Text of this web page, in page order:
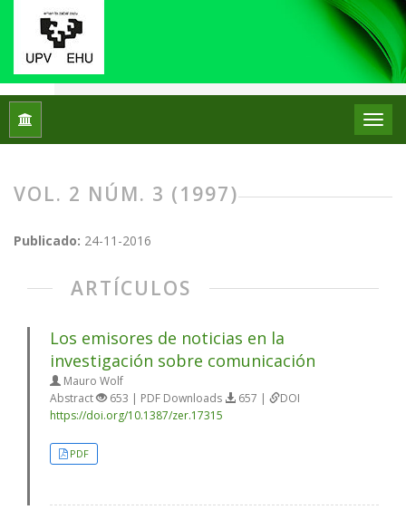
Inicio
VOL. 2 NÚM. 3 (1997)
Publicado: 24-11-2016
ARTÍCULOS
Los emisores de noticias en la
investigación sobre comunicación
Mauro Wolf
Abstract
653 | PDF Downloads 657 |
DOI
https://doi.org/10.1387/zer.17315
PDF